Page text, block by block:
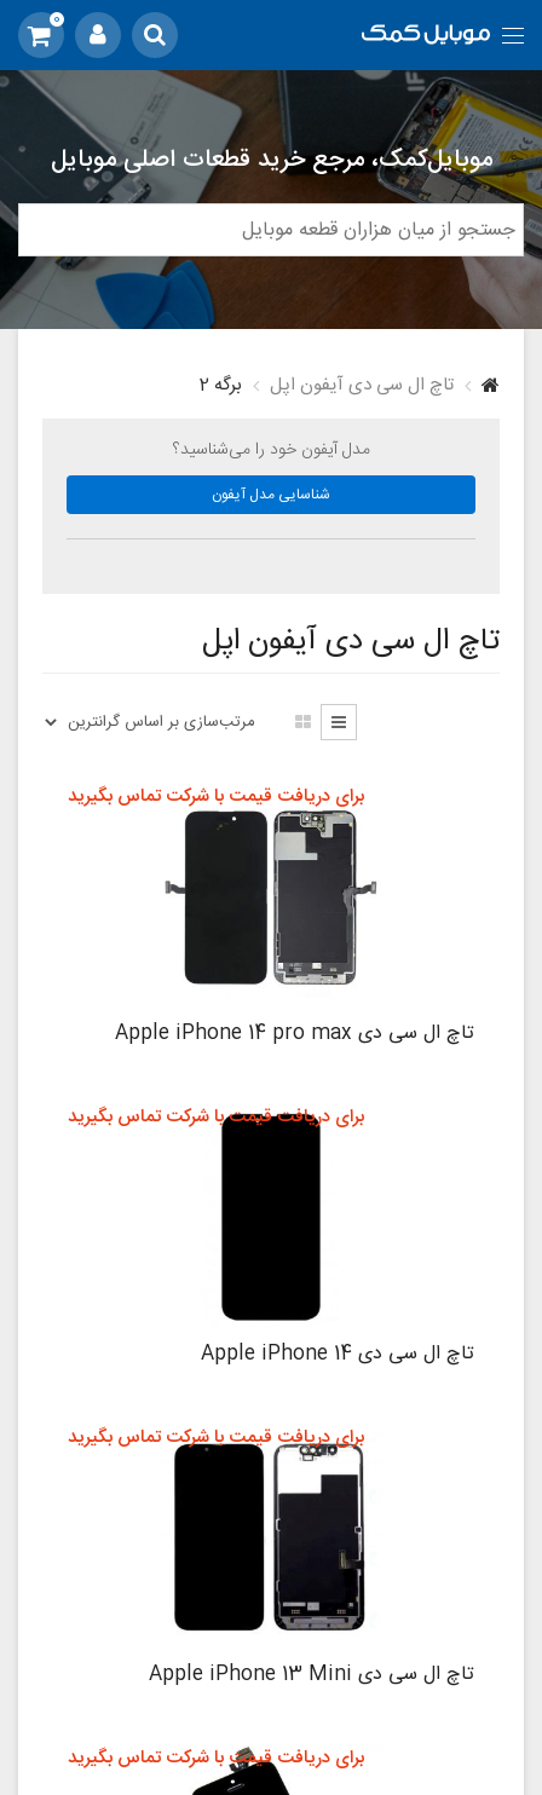
0
موبایل‌کمک، مرجع خرید قطعات اصلی موبایل
تاچ ال سی دی آیفون اپل برگه 2
مدل آیفون خود را می‌شناسید؟
شناسایی مدل آیفون
تاچ ال سی دی آیفون اپل
تاچ ال سی دی Apple iPhone 14 pro max
برای دریافت قیمت با شرکت تماس بگیرید
تاچ ال سی دی Apple iPhone 14
برای دریافت قیمت با شرکت تماس بگیرید
تاچ ال سی دی Apple iPhone 13 Mini
برای دریافت قیمت با شرکت تماس بگیرید
برای دریافت قیمت با شرکت تماس بگیرید